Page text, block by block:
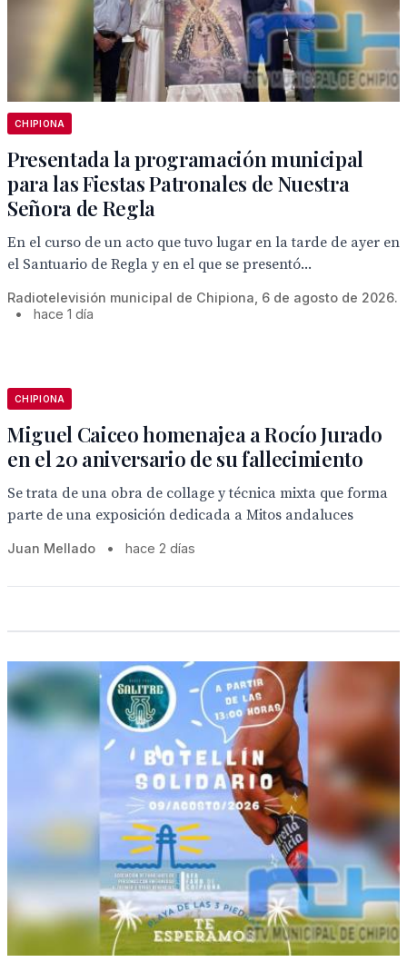
CHIPIONA
Presentada la programación municipal
para las Fiestas Patronales de Nuestra
Señora de Regla
En el curso de un acto que tuvo lugar en la tarde de ayer en
el Santuario de Regla y en el que se presentó...
Radiotelevisión municipal de Chipiona, 6 de agosto de 2026.
•
hace 1 día
CHIPIONA
Miguel Caiceo homenajea a Rocío Jurado
en el 20 aniversario de su fallecimiento
Se trata de una obra de collage y técnica mixta que forma
parte de una exposición dedicada a Mitos andaluces
Juan Mellado • hace 2 días